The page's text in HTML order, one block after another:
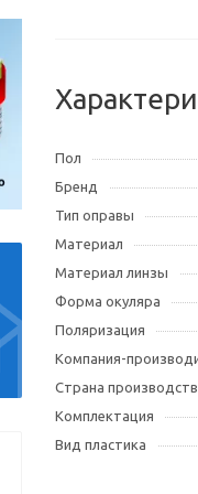
Пол
Бренд
Тип оправы
Материал
Материал линзы
Форма окуляра
Поляризация
Компания-
Страна
Комплектация
Вид пластика